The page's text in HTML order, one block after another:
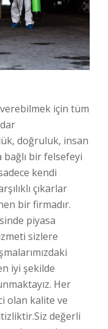
için tüm
doğruluk, insan
bir felsefeyi
kendi
çıkarlar
bir firmadır.
piyasa
sizlere
iyi şekilde
Her
olan kalite ve
değerli